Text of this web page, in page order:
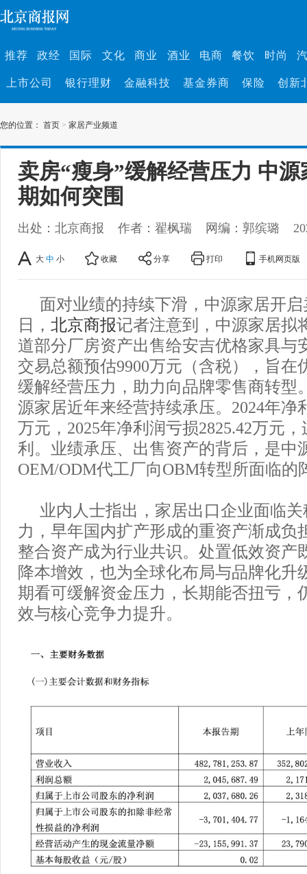
推荐 政经 国际 文化 商业 酒业 电商 餐饮 时尚
上市公司 银行理财 金融科技 基金券商 保险 创新
您的位置： 首页 > 家居产业频道
卖房“瘦身”缓解经营压力 中
期如何突围
出处：北京商报 作者：翟枫瑞 网编：郭缤璐
大 中 小 收藏 分享 打印 手机网页版
面对业绩的持续下滑，中源家居开启
日， 北京商报记者注意到，中源家居拟
道部分厂房资产出售给安吉优格家具与
交易总额预估9900万元（含税），旨在
缓解经营压力，助力向品牌零售商转型
源家居近年来经营持续承压。2024年净
万元，2025年净利润亏损2825.42万元
利。业绩承压、出售资产的背后，是中
OEM/ODM代工厂向OBM转型所面临的
业内人士指出，家居出口企业面临
力，早年国内扩产形成的重资产渐成负
整合资产成为行业共识。处置低效资产
降本增效，也为全球化布局与品牌化升
期看可缓解资金压力，长期能否扭亏，
效与核心竞争力提升。